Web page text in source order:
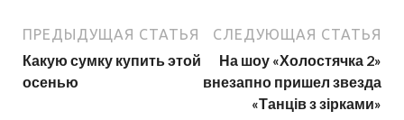
ПРЕДЫДУЩАЯ СТАТЬЯ
Какую сумку купить этой
осенью
СЛЕДУЮЩАЯ СТАТЬЯ
На шоу «Холостячка 2»
внезапно пришел звезда
«Танців з зірками»